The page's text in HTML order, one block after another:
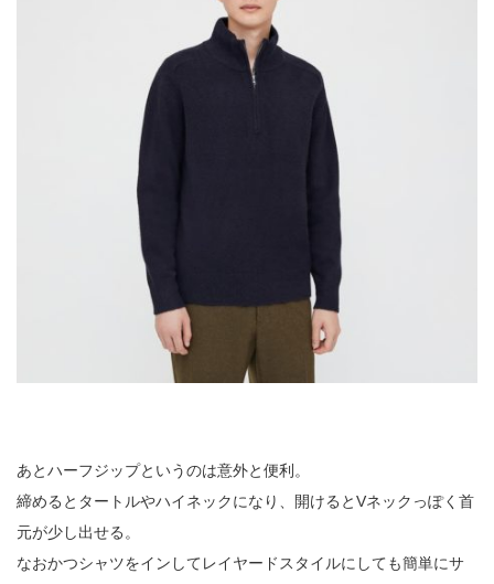
あとハーフジップというのは意外と便利。
締めるとタートルやハイネックになり、開けるとVネックっぽく首
元が少し出せる。
なおかつシャツをインしてレイヤードスタイルにしても簡単にサ